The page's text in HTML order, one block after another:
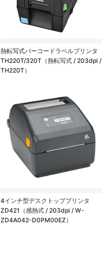
熱転写式バーコードラベルプリンタ
TH220T/320T（熱転写式 / 203dpi /
TH220T）
4インチ型デスクトッププリンタ
ZD421（感熱式 / 203dpi / W-
ZD4A042-D0PM00EZ）